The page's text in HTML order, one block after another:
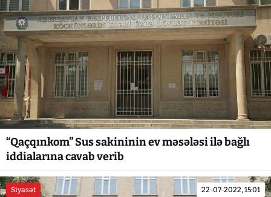
“Qaçqınkom” Sus sakininin ev məsələsi ilə bağlı
iddialarına cavab verib
Siyasət 22-07-2022, 15:01